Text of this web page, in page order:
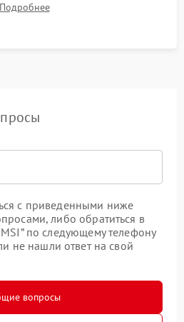
вылетов драйвера и зависаний.
Подробнее
с приведенными ниже
либо обратиться в
по следующему телефону
не нашли ответ на свой
вопросы